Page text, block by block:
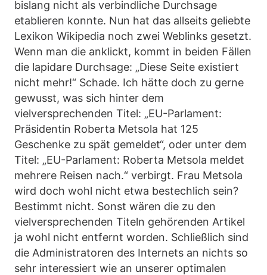
bislang nicht als verbindliche Durchsage
etablieren konnte. Nun hat das allseits geliebte
Lexikon Wikipedia noch zwei Weblinks gesetzt.
Wenn man die anklickt, kommt in beiden Fällen
die lapidare Durchsage: „Diese Seite existiert
nicht mehr!“ Schade. Ich hätte doch zu gerne
gewusst, was sich hinter dem
vielversprechenden Titel: „EU-Parlament:
Präsidentin Roberta Metsola hat 125
Geschenke zu spät gemeldet“, oder unter dem
Titel: „EU-Parlament: Roberta Metsola meldet
mehrere Reisen nach.“ verbirgt. Frau Metsola
wird doch wohl nicht etwa bestechlich sein?
Bestimmt nicht. Sonst wären die zu den
vielversprechenden Titeln gehörenden Artikel
ja wohl nicht entfernt worden. Schließlich sind
die Administratoren des Internets an nichts so
sehr interessiert wie an unserer optimalen